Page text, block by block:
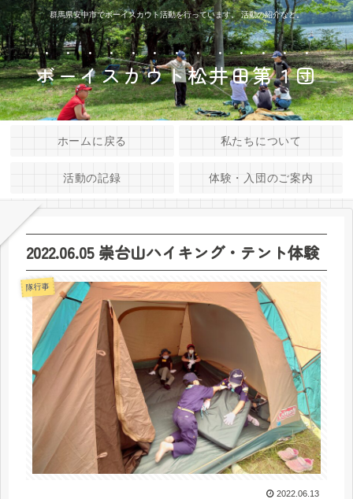
群馬県安中市でボーイスカウト活動を行っています。 活動の紹介など。
ボーイスカウト松井田第１団
ホームに戻る 私たちについて
活動の記録 体験・入団のご案内
2022.06.05 崇台山ハイキング・テント体験
隊行事
2022.06.13